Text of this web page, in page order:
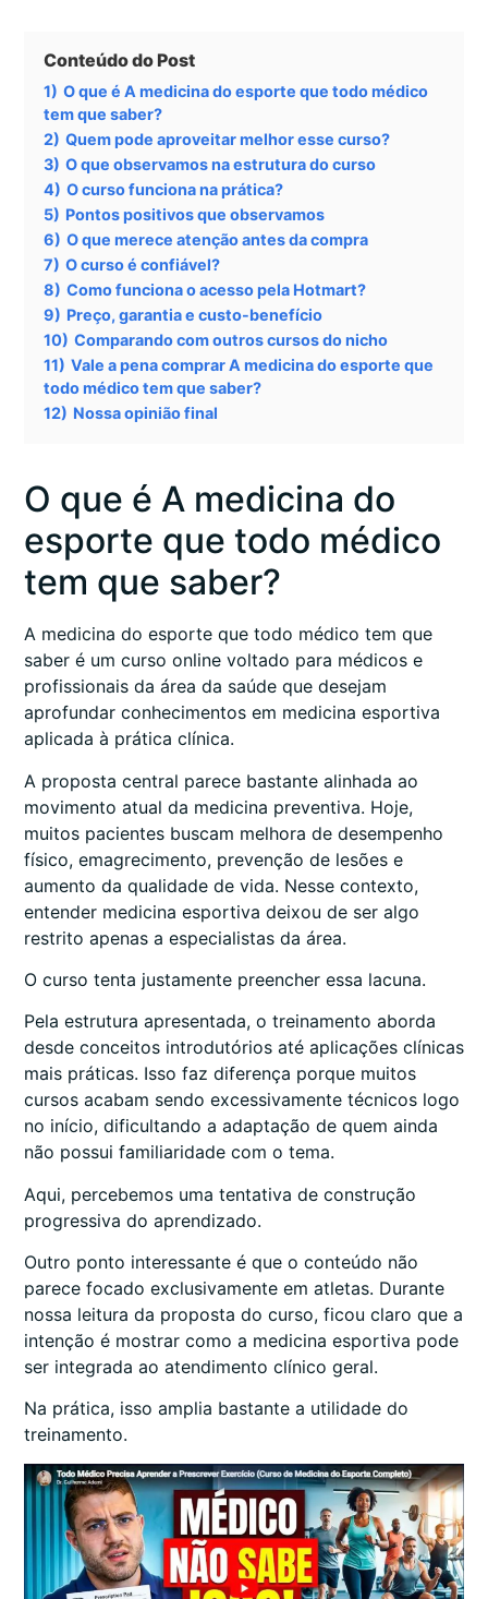
Conteúdo do Post
1) O que é A medicina do esporte que todo médico
tem que saber?
2) Quem pode aproveitar melhor esse curso?
3) O que observamos na estrutura do curso
4) O curso funciona na prática?
5) Pontos positivos que observamos
6) O que merece atenção antes da compra
7) O curso é confiável?
8) Como funciona o acesso pela Hotmart?
9) Preço, garantia e custo-benefício
10) Comparando com outros cursos do nicho
11) Vale a pena comprar A medicina do esporte que
todo médico tem que saber?
12) Nossa opinião final
O que é A medicina do
esporte que todo médico
tem que saber?
A medicina do esporte que todo médico tem que
saber é um curso online voltado para médicos e
profissionais da área da saúde que desejam
aprofundar conhecimentos em medicina esportiva
aplicada à prática clínica.
A proposta central parece bastante alinhada ao
movimento atual da medicina preventiva. Hoje,
muitos pacientes buscam melhora de desempenho
físico, emagrecimento, prevenção de lesões e
aumento da qualidade de vida. Nesse contexto,
entender medicina esportiva deixou de ser algo
restrito apenas a especialistas da área.
O curso tenta justamente preencher essa lacuna.
Pela estrutura apresentada, o treinamento aborda
desde conceitos introdutórios até aplicações clínicas
mais práticas. Isso faz diferença porque muitos
cursos acabam sendo excessivamente técnicos logo
no início, dificultando a adaptação de quem ainda
não possui familiaridade com o tema.
Aqui, percebemos uma tentativa de construção
progressiva do aprendizado.
Outro ponto interessante é que o conteúdo não
parece focado exclusivamente em atletas. Durante
nossa leitura da proposta do curso, ficou claro que a
intenção é mostrar como a medicina esportiva pode
ser integrada ao atendimento clínico geral.
Na prática, isso amplia bastante a utilidade do
treinamento.